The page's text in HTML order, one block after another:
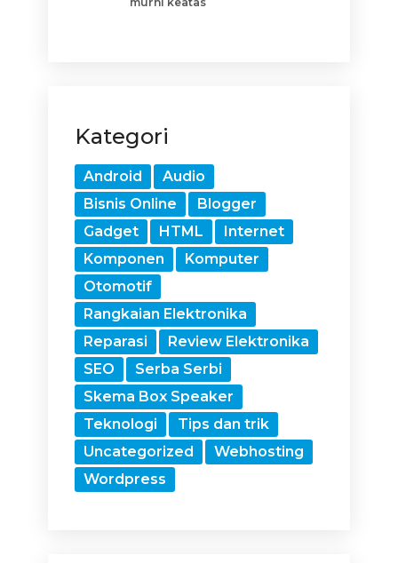
Kategori
Android
Audio
Bisnis Online
Blogger
Gadget
HTML
Internet
Komponen
Komputer
Otomotif
Rangkaian Elektronika
Reparasi
Review Elektronika
SEO
Serba Serbi
Skema Box Speaker
Teknologi
Tips dan trik
Uncategorized
Webhosting
Wordpress